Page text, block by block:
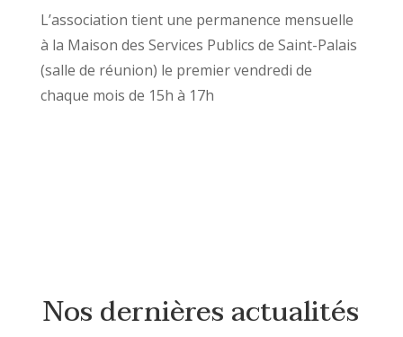
L’association tient une permanence mensuelle
à la Maison des Services Publics de Saint-Palais
(salle de réunion) le premier vendredi de
chaque mois de 15h à 17h
Nos dernières actualités